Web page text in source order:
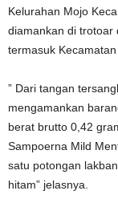
Kelurahan Mojo
diamankan di trotoar
termasuk
” Dari tangan
mengamankan
berat brutto 0,42
Sampoerna Mild
satu potongan
hitam” jelasnya.